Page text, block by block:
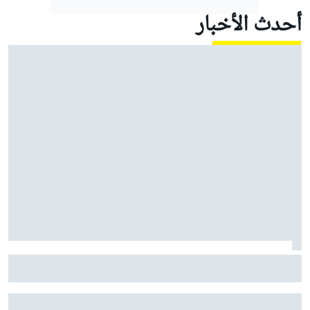
أحدث الأخبار
كولتارد: حظ راسل السيئ في موسم 2026 يتجاوز حتى قصة